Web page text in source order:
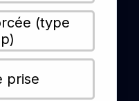
(type
prise